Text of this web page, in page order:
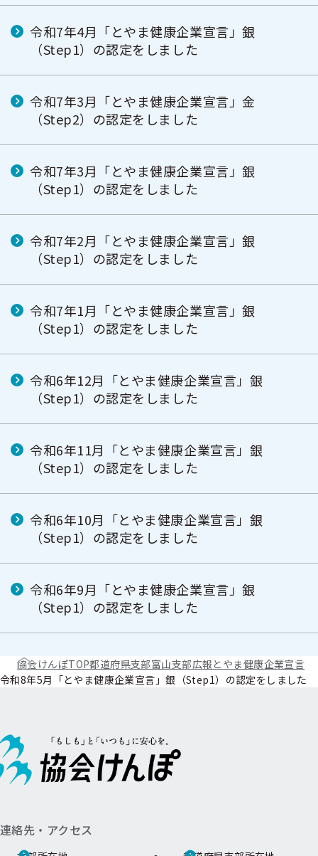
令和7年4月「とやま健康企業宣言」銀
（Step1）の認定をしました
令和7年3月「とやま健康企業宣言」金
（Step2）の認定をしました
令和7年3月「とやま健康企業宣言」銀
（Step1）の認定をしました
令和7年2月「とやま健康企業宣言」銀
（Step1）の認定をしました
令和7年1月「とやま健康企業宣言」銀
（Step1）の認定をしました
令和6年12月「とやま健康企業宣言」銀
（Step1）の認定をしました
令和6年11月「とやま健康企業宣言」銀
（Step1）の認定をしました
令和6年10月「とやま健康企業宣言」銀
（Step1）の認定をしました
令和6年9月「とやま健康企業宣言」銀
（Step1）の認定をしました
協会けんぽTOP都道府県支部富山支部広報 とやま健康企業宣言
令和8年5月「とやま健康企業宣言」銀（Step1）の認定をしました
連絡先・アクセス